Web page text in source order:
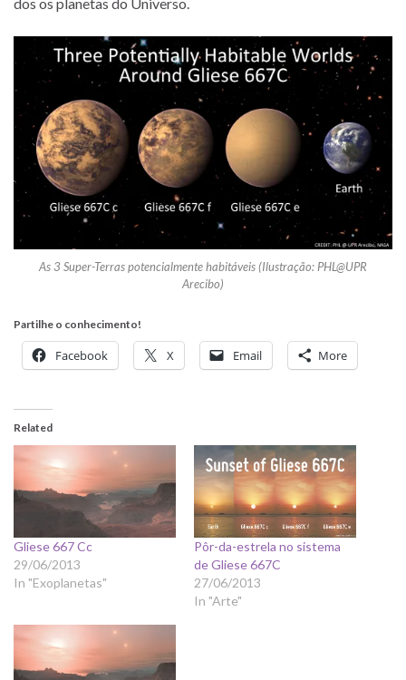
As 3 Super-Terras potencialmente habitáveis (Ilustração: PHL@UPR
Arecibo)
Partilhe o conhecimento!
Facebook X Email More
Related
Gliese 667 Cc
29/06/2013
In "Exoplanetas"
Pôr-da-estrela no sistema
de Gliese 667C
27/06/2013
In "Arte"